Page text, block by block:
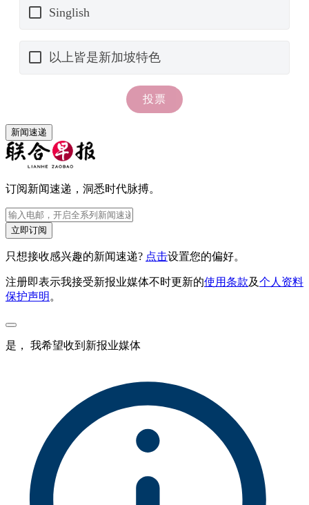
新闻速递
订阅新闻速递，洞悉时代脉搏。
立即订阅
只想接收感兴趣的新闻速递? 点击设置您的偏好。
注册即表示我接受新报业媒体不时更新的使用条款及个人资料
保护声明 。
是， 我希望收到新报业媒体